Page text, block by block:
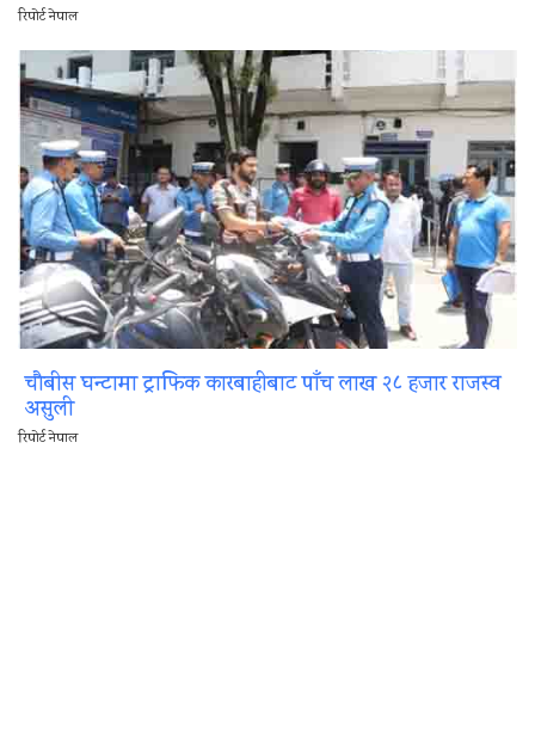
रिपोर्ट नेपाल
चौबीस घन्टामा ट्राफिक कारबाहीबाट पाँच लाख २८ हजार राजस्व
असुली
रिपोर्ट नेपाल